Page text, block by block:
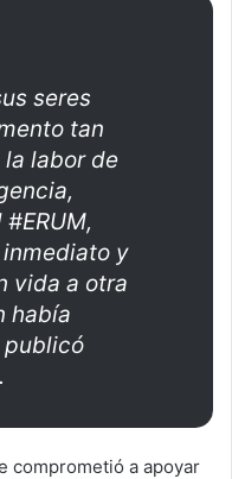
seres
tan
labor de
#ERUM,
y
vida a otra
había
publicó
comprometió a apoyar